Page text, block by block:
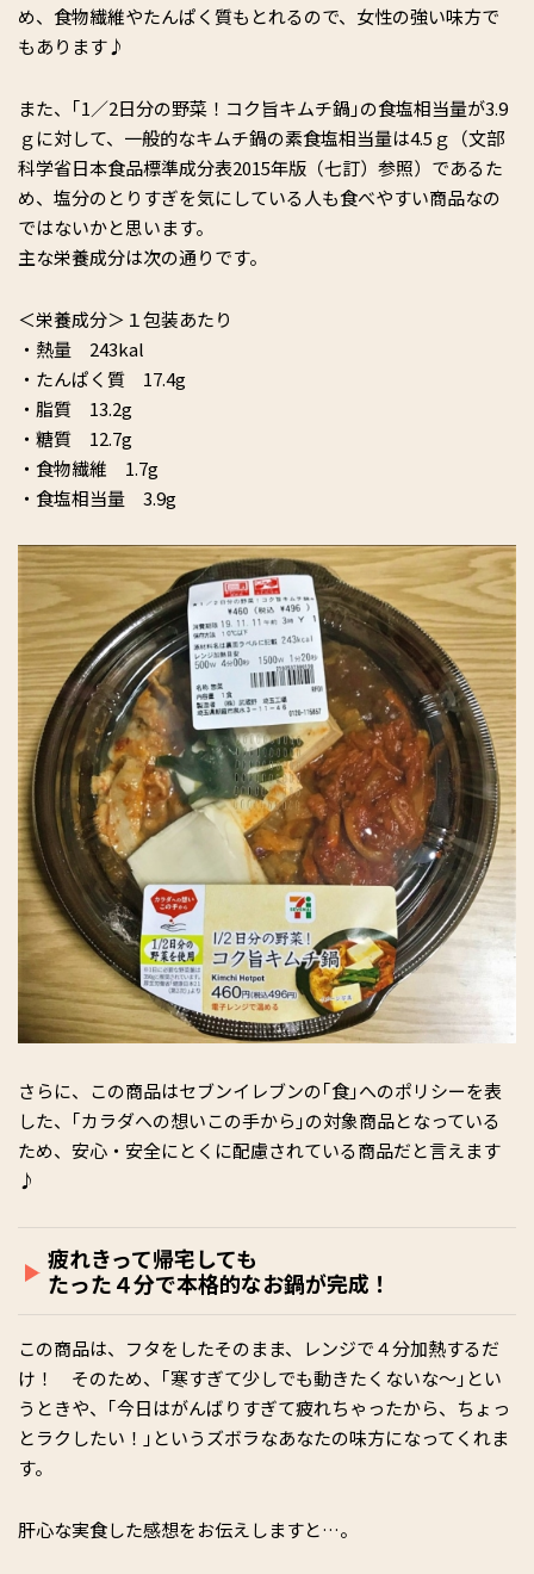
め、食物繊維やたんぱく質もとれるので、女性の強い味方で
もあります♪
また、｢1／2日分の野菜！コク旨キムチ鍋｣の食塩相当量が3.9
ｇに対して、一般的なキムチ鍋の素食塩相当量は4.5ｇ（文部
科学省日本食品標準成分表2015年版（七訂）参照）であるた
め、塩分のとりすぎを気にしている人も食べやすい商品なの
ではないかと思います。
主な栄養成分は次の通りです。
＜栄養成分＞１包装あたり
・熱量 243kal
・たんぱく質 17.4g
・脂質 13.2g
・糖質 12.7g
・食物繊維 1.7g
・食塩相当量 3.9g
さらに、この商品はセブンイレブンの｢食｣へのポリシーを表
した、｢カラダへの想いこの手から｣の対象商品となっている
ため、安心・安全にとくに配慮されている商品だと言えます
♪
疲れきって帰宅しても
たった４分で本格的なお鍋が完成！
この商品は、フタをしたそのまま、レンジで４分加熱するだ
け！ そのため、｢寒すぎて少しでも動きたくないな～｣とい
うときや、｢今日はがんばりすぎて疲れちゃったから、ちょっ
とラクしたい！｣というズボラなあなたの味方になってくれま
す。
肝心な実食した感想をお伝えしますと…。